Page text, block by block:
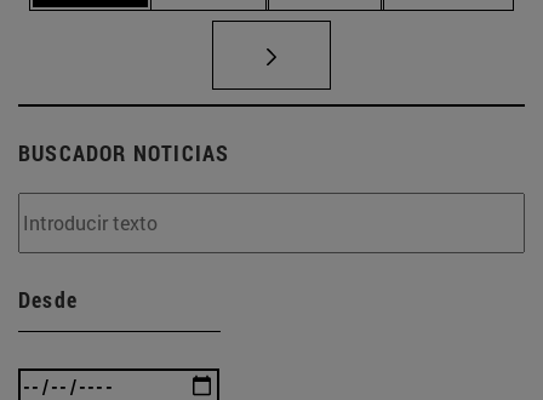
BUSCADOR NOTICIAS
Desde